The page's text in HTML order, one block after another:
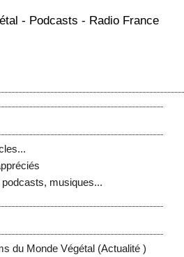
- Podcasts - Radio France
musiques...
du Monde Végétal (Actualité)